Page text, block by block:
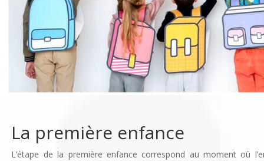
La première enfance
L’étape de la première enfance correspond au moment où